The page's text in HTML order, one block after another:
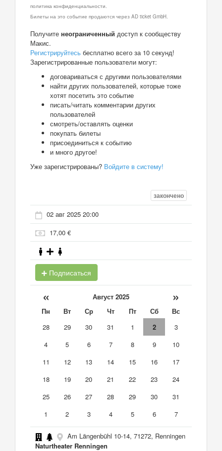
политика конфиденциальности.
Билеты на это событие продаются через AD ticket GmbH.
Получите неограниченный доступ к сообществу
Макис.
Регистрируйтесь бесплатно всего за 10 секунд!
Зарегистрированные пользователи могут:
договариваться с другими пользователями
найти других пользователей, которые тоже
хотят посетить это событие
писать/читать комментарии других
пользователей
смотреть/оставлять оценки
покупать билеты
присоединиться к событию
и много другое!
Уже зарегистрированы? Войдите в систему!
закончено
02 авг 2025 20:00
17,00 €
Подписаться
« Август 2025 »
Пн Вт Ср Чт Пт Сб
Вс
28
29 30 31 1 2
3
4
5 6 7 8 9
10
11
12 13 14 15 16
17
18
19 20 21 22 23
24
25
26 27 28 29 30
31
1
2 3 4 5 6 7
Am Längenbühl 10-14, 71272, Renningen
Naturtheater Renningen